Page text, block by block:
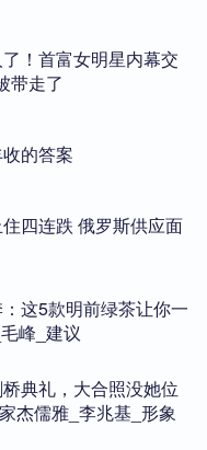
！首富女明星内幕交
带走了
的答案
四连跌 俄罗斯供应面
这5款明前绿茶让你一
峰_建议
典礼，大合照没她位
杰儒雅_李兆基_形象